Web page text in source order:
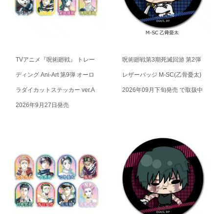
TVアニメ『呪術廻戦』 トレー
ディング Ani-Art 第9弾 オーロ
ラダイカットステッカー ver.A
2026年9月27日発売
呪術廻戦第3期死滅回游 第2弾
レザーバッジ M-SC(乙骨憂太)
2026年09月下旬発売 で取扱中